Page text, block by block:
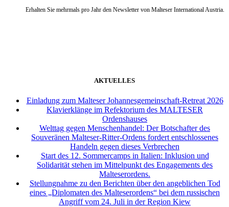
Erhalten Sie mehrmals pro Jahr den Newsletter von Malteser International Austria.
AKTUELLES
Einladung zum Malteser Johannesgemeinschaft-Retreat 2026
Klavierklänge im Refektorium des MALTESER
Ordenshauses
Welttag gegen Menschenhandel: Der Botschafter des
Souveränen Malteser-Ritter-Ordens fordert entschlossenes
Handeln gegen dieses Verbrechen
Start des 12. Sommercamps in Italien: Inklusion und
Solidarität stehen im Mittelpunkt des Engagements des
Malteserordens.
Stellungnahme zu den Berichten über den angeblichen Tod
eines „Diplomaten des Malteserordens“ bei dem russischen
Angriff vom 24. Juli in der Region Kiew